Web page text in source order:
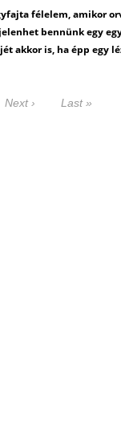
félelem, amikor
bennünk egy
akkor is, ha épp egy
Next › Last »